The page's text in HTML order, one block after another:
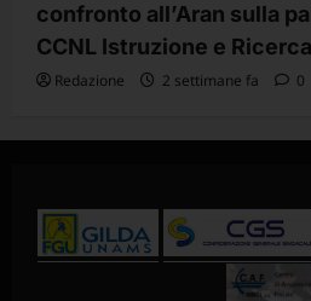
confronto all’Aran sulla
CCNL Istruzione e
Redazione 2 settimane fa 0